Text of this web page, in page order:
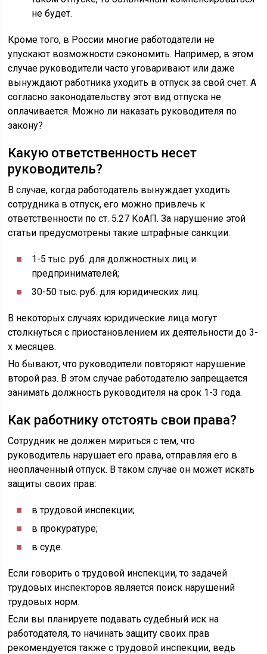
не будет.
Кроме того, в России многие работодатели не
упускают возможности сэкономить. Например, в этом
случае руководители часто уговаривают или даже
вынуждают работника уходить в отпуск за свой счет. А
согласно законодательству этот вид отпуска не
оплачивается. Можно ли наказать руководителя по
закону?
Какую ответственность несет
руководитель?
В случае, когда работодатель вынуждает уходить
сотрудника в отпуск, его можно привлечь к
ответственности по ст. 5.27 КоАП. За нарушение этой
статьи предусмотрены такие штрафные санкции:
1-5 тыс. руб. для должностных лиц и
предпринимателей;
30-50 тыс. руб. для юридических лиц.
В некоторых случаях юридические лица могут
столкнуться с приостановлением их деятельности до 3-
х месяцев.
Но бывают, что руководители повторяют нарушение
второй раз. В этом случае работодателю запрещается
занимать должность руководителя на срок 1-3 года.
Как работнику отстоять свои права?
Сотрудник не должен мириться с тем, что
руководитель нарушает его права, отправляя его в
неоплаченный отпуск. В таком случае он может искать
защиты своих прав:
в трудовой инспекции;
в прокуратуре;
в суде.
Если говорить о трудовой инспекции, то задачей
трудовых инспекторов является поиск нарушений
трудовых норм.
Если вы планируете подавать судебный иск на
работодателя, то начинать защиту своих прав
рекомендуется также с трудовой инспекции, ведь